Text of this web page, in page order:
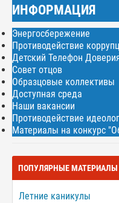
ИНФОРМАЦИЯ
Энергосбережение
Противодействие
Детский Телефон
Совет отцов
Образцовые коллективы
Доступная среда
Наши вакансии
Противодействие
Материалы на конкурс
ПОПУЛЯРНЫЕ МАТЕРИАЛЫ
Летние каникулы